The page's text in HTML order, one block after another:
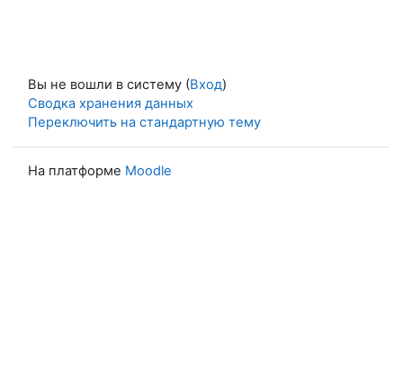
Вы не вошли в систему (Вход)
Сводка хранения данных
Переключить на стандартную тему
На платформе Moodle